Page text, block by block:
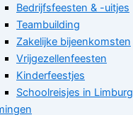
Bedrijfsfeesten & -uitjes
Teambuilding
Zakelijke bijeenkomsten
Vrijgezellenfeesten
Kinderfeestjes
Schoolreisjes in Limburg